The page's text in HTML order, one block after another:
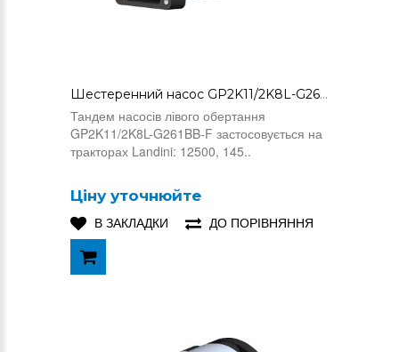
Шестеренний насос GP2K11/2K8L-G261BB-F (3530246M91)
Тандем насосів лівого обертання
GP2K11/2K8L-G261BB-F застосовується на
тракторах Landini: 12500, 145..
Ціну уточнюйте
В ЗАКЛАДКИ
ДО ПОРІВНЯННЯ